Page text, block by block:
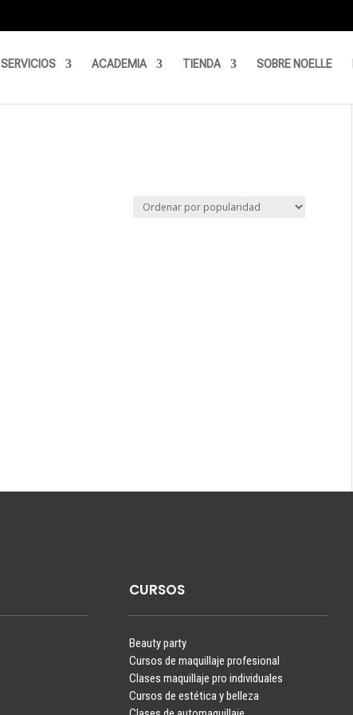
SERVICIOS ACADEMIA TIENDA SOBRE NOELLE
CURSOS
Beauty party
Cursos de maquillaje profesional
Clases maquillaje pro individuales
Cursos de estética y belleza